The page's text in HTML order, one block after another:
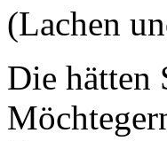
(Lachen
Die hätten